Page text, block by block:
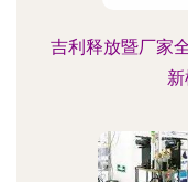
吉利释放暨厂家